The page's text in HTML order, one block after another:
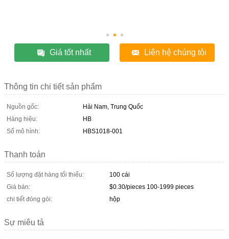
Giá tốt nhất Liên hệ chúng tôi
Thông tin chi tiết sản phẩm
Nguồn gốc:
Hải Nam, Trung Quốc
Hàng hiệu:
HB
Số mô hình:
HBS1018-001
Thanh toán
Số lượng đặt hàng tối thiểu:
100 cái
Giá bán:
$0.30/pieces 100-1999 pieces
chi tiết đóng gói:
hộp
Sự miêu tả